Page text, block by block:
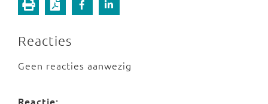
Reacties
Geen reacties aanwezig
Reactie: